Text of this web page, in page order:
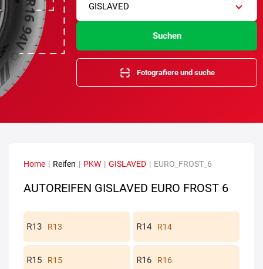
GISLAVED
Suchen
Fotografiere und suche
Home | Reifen | PKW | GISLAVED | EURO_FROST_6
AUTOREIFEN GISLAVED EURO FROST 6
R13 R14
R15 R16